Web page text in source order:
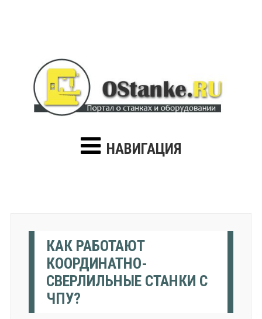
НАВИГАЦИЯ
КАК РАБОТАЮТ
КООРДИНАТНО-
СВЕРЛИЛЬНЫЕ СТАНКИ С
ЧПУ?